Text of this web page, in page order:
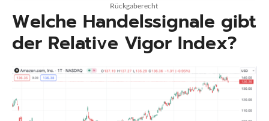
Rückgaberecht
Welche Handelssignale gibt
der Relative Vigor Index?